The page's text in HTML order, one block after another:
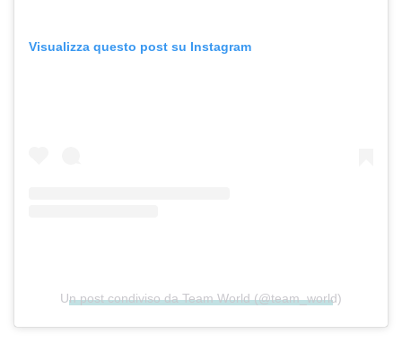
Visualizza questo post su Instagram
Un post condiviso da Team World (@team_world)